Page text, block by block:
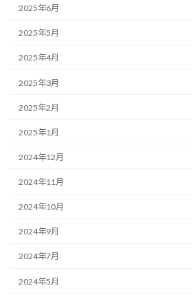
2025年6月
2025年5月
2025年4月
2025年3月
2025年2月
2025年1月
2024年12月
2024年11月
2024年10月
2024年9月
2024年7月
2024年5月